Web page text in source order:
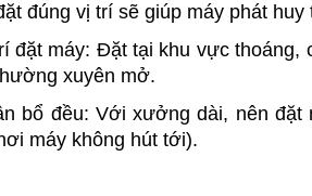
đúng vị trí sẽ giúp máy phát
đặt máy: Đặt tại khu vực thoáng,
xuyên mở.
bổ đều: Với xưởng dài, nên đặt
máy không hút tới).